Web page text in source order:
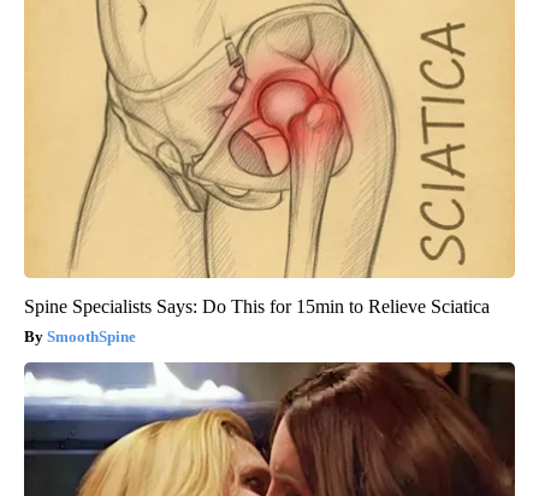
Spine Specialists Says: Do This for 15min to Relieve Sciatica
SmoothSpine